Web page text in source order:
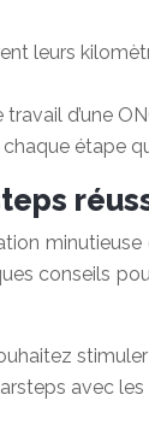
leurs
d’une
étape
conseils
avec